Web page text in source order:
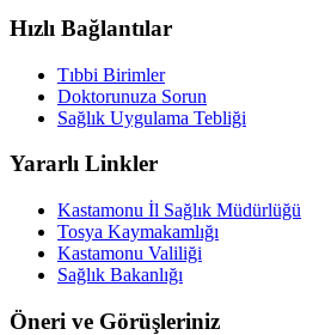
Hızlı Bağlantılar
Tıbbi Birimler
Doktorunuza Sorun
Sağlık Uygulama Tebliği
Yararlı Linkler
Kastamonu İl Sağlık Müdürlüğü
Tosya Kaymakamlığı
Kastamonu Valiliği
Sağlık Bakanlığı
Öneri ve Görüşleriniz